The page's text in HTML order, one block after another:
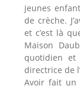
jeunes
de crèche.
et c’est là
Maison
quotidien et
directrice de
Avoir fait un